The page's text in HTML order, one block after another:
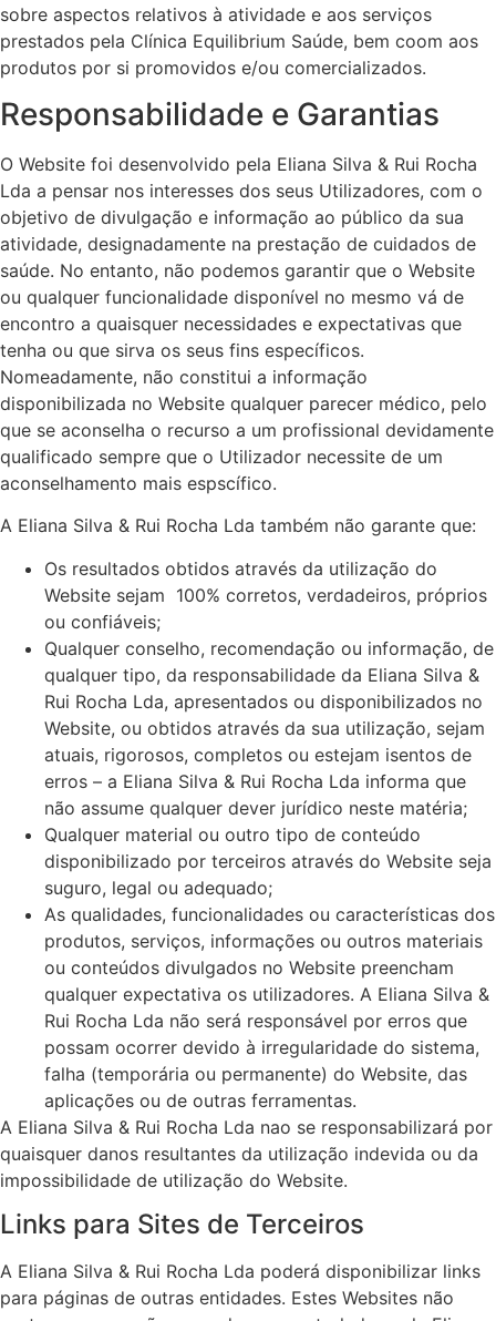
sobre aspectos relativos à atividade e aos serviços
prestados pela Clínica Equilibrium Saúde, bem coom aos
produtos por si promovidos e/ou comercializados.
Responsabilidade e Garantias
O Website foi desenvolvido pela Eliana Silva & Rui Rocha
Lda a pensar nos interesses dos seus Utilizadores, com o
objetivo de divulgação e informação ao público da sua
atividade, designadamente na prestação de cuidados de
saúde. No entanto, não podemos garantir que o Website
ou qualquer funcionalidade disponível no mesmo vá de
encontro a quaisquer necessidades e expectativas que
tenha ou que sirva os seus fins específicos.
Nomeadamente, não constitui a informação
disponibilizada no Website qualquer parecer médico, pelo
que se aconselha o recurso a um profissional devidamente
qualificado sempre que o Utilizador necessite de um
aconselhamento mais espscífico.
A Eliana Silva & Rui Rocha Lda também não garante que:
Os resultados obtidos através da utilização do
Website sejam 100% corretos, verdadeiros, próprios
ou confiáveis;
Qualquer conselho, recomendação ou informação, de
qualquer tipo, da responsabilidade da Eliana Silva &
Rui Rocha Lda, apresentados ou disponibilizados no
Website, ou obtidos através da sua utilização, sejam
atuais, rigorosos, completos ou estejam isentos de
erros – a Eliana Silva & Rui Rocha Lda informa que
não assume qualquer dever jurídico neste matéria;
Qualquer material ou outro tipo de conteúdo
disponibilizado por terceiros através do Website seja
suguro, legal ou adequado;
As qualidades, funcionalidades ou características dos
produtos, serviços, informações ou outros materiais
ou conteúdos divulgados no Website preencham
qualquer expectativa os utilizadores. A Eliana Silva &
Rui Rocha Lda não será responsável por erros que
possam ocorrer devido à irregularidade do sistema,
falha (temporária ou permanente) do Website, das
aplicações ou de outras ferramentas.
A Eliana Silva & Rui Rocha Lda nao se responsabilizará por
quaisquer danos resultantes da utilização indevida ou da
impossibilidade de utilização do Website.
Links para Sites de Terceiros
A Eliana Silva & Rui Rocha Lda poderá disponibilizar links
para páginas de outras entidades. Estes Websites não